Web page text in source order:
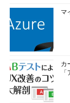
マ
カ